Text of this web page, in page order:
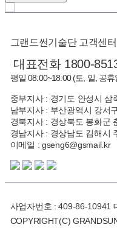
그랜드썬기술단 고객센터
대표전화 1800-
평일 08:00~18:00 (토, 일, 공
중부지사 : 경기도 안성시 삼
남부지사 : 부산광역시 강서
경북지사 : 경상북도 봉화군
경남지사 : 경상남도 김해시
이메일 : gseng6@gsmail.kr
사업자번호 : 409-86-10941
COPYRIGHT(C)